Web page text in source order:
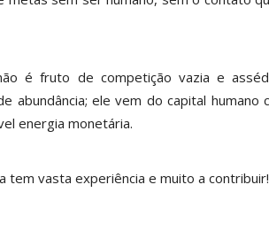
é fruto de competição vazia e
abundância; ele vem do capital humano
energia monetária.
tem vasta experiência e muito a contribuir!